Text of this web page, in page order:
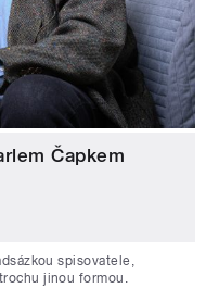
Čapkem
spisovatele,
jinou formou.